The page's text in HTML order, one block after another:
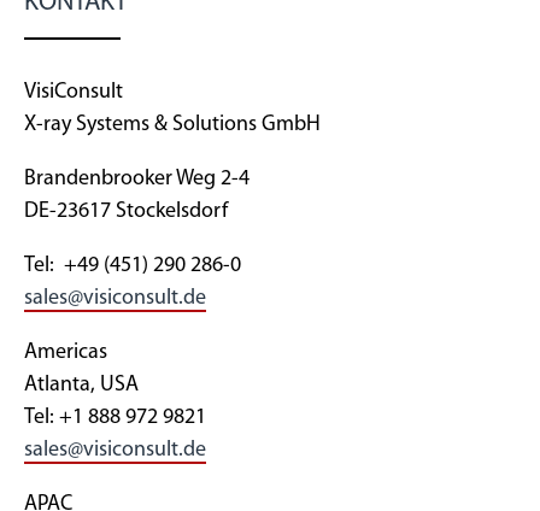
VisiConsult
X-ray Systems & Solutions GmbH
Brandenbrooker Weg 2-4
DE-23617 Stockelsdorf
Tel: +49 (451) 290 286-0
sales@visiconsult.de
Americas
Atlanta, USA
Tel: +1 888 972 9821
sales@visiconsult.de
APAC